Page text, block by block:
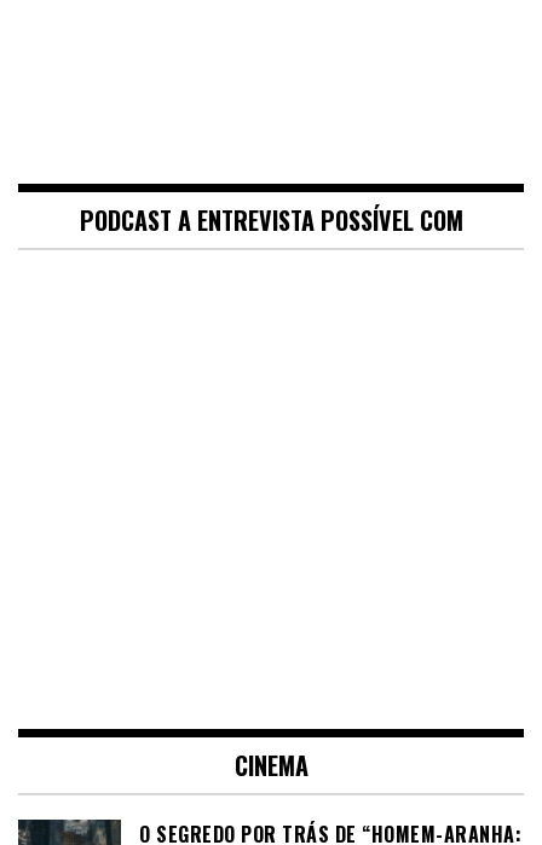
PODCAST A ENTREVISTA POSSÍVEL COM
CINEMA
O SEGREDO POR TRÁS DE “HOMEM-ARANHA: